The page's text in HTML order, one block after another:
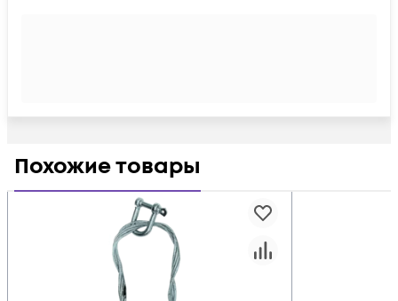
Похожие товары